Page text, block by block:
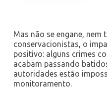
Mas não se engane,
conservacionistas, o
positivo: alguns crimes
acabam passando
autoridades estão
monitoramento.